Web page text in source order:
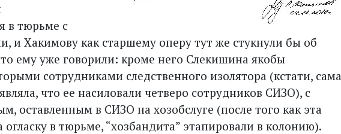
в тюрьме с
и Хакимову как старшему оперу тут же стукнули бы об
ему уже говорили: кроме него Слекишина якобы
сотрудниками следственного изолятора (кстати, сама
что ее насиловали четверо сотрудников СИЗО), с
оставленным в СИЗО на хозобслуге (после того как эта
огласку в тюрьме, “хозбандита” этапировали в колонию).